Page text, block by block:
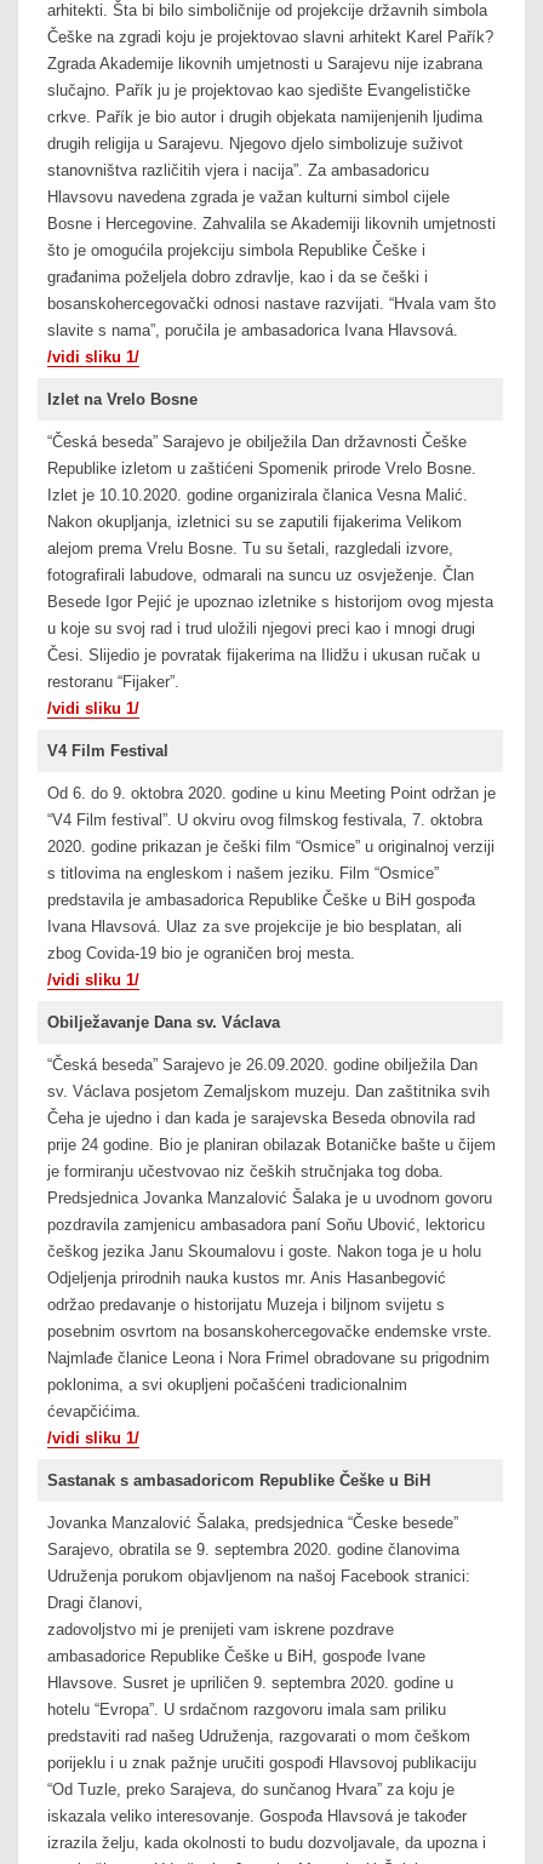
arhitekti. Šta bi bilo simboličnije od projekcije državnih simbola
Češke na zgradi koju je projektovao slavni arhitekt Karel Pařík?
Zgrada Akademije likovnih umjetnosti u Sarajevu nije izabrana
slučajno. Pařík ju je projektovao kao sjedište Evangelističke
crkve. Pařík je bio autor i drugih objekata namijenjenih ljudima
drugih religija u Sarajevu. Njegovo djelo simbolizuje suživot
stanovništva različitih vjera i nacija”. Za ambasadoricu
Hlavsovu navedena zgrada je važan kulturni simbol cijele
Bosne i Hercegovine. Zahvalila se Akademiji likovnih umjetnosti
što je omogućila projekciju simbola Republike Češke i
građanima poželjela dobro zdravlje, kao i da se češki i
bosanskohercegovački odnosi nastave razvijati. “Hvala vam što
slavite s nama”, poručila je ambasadorica Ivana Hlavsová.
/vidi sliku 1/
Izlet na Vrelo Bosne
“Česká beseda” Sarajevo je obilježila Dan državnosti Češke
Republike izletom u zaštićeni Spomenik prirode Vrelo Bosne.
Izlet je 10.10.2020. godine organizirala članica Vesna Malić.
Nakon okupljanja, izletnici su se zaputili fijakerima Velikom
alejom prema Vrelu Bosne. Tu su šetali, razgledali izvore,
fotografirali labudove, odmarali na suncu uz osvježenje. Član
Besede Igor Pejić je upoznao izletnike s historijom ovog mjesta
u koje su svoj rad i trud uložili njegovi preci kao i mnogi drugi
Česi. Slijedio je povratak fijakerima na Ilidžu i ukusan ručak u
restoranu “Fijaker”.
/vidi sliku 1/
V4 Film Festival
Od 6. do 9. oktobra 2020. godine u kinu Meeting Point održan je
“V4 Film festival”. U okviru ovog filmskog festivala, 7. oktobra
2020. godine prikazan je češki film “Osmice” u originalnoj verziji
s titlovima na engleskom i našem jeziku. Film “Osmice”
predstavila je ambasadorica Republike Češke u BiH gospođa
Ivana Hlavsová. Ulaz za sve projekcije je bio besplatan, ali
zbog Covida-19 bio je ograničen broj mesta.
/vidi sliku 1/
Obilježavanje Dana sv. Václava
“Česká beseda” Sarajevo je 26.09.2020. godine obilježila Dan
sv. Václava posjetom Zemaljskom muzeju. Dan zaštitnika svih
Čeha je ujedno i dan kada je sarajevska Beseda obnovila rad
prije 24 godine. Bio je planiran obilazak Botaničke bašte u čijem
je formiranju učestvovao niz čeških stručnjaka tog doba.
Predsjednica Jovanka Manzalović Šalaka je u uvodnom govoru
pozdravila zamjenicu ambasadora paní Soňu Ubović, lektoricu
češkog jezika Janu Skoumalovu i goste. Nakon toga je u holu
Odjeljenja prirodnih nauka kustos mr. Anis Hasanbegović
održao predavanje o historijatu Muzeja i biljnom svijetu s
posebnim osvrtom na bosanskohercegovačke endemske vrste.
Najmlađe članice Leona i Nora Frimel obradovane su prigodnim
poklonima, a svi okupljeni počašćeni tradicionalnim
ćevapčićima.
/vidi sliku 1/
Sastanak s ambasadoricom Republike Češke u BiH
Jovanka Manzalović Šalaka, predsjednica “Česke besede”
Sarajevo, obratila se 9. septembra 2020. godine članovima
Udruženja porukom objavljenom na našoj Facebook stranici:
Dragi članovi,
zadovoljstvo mi je prenijeti vam iskrene pozdrave
ambasadorice Republike Češke u BiH, gospođe Ivane
Hlavsove. Susret je upriličen 9. septembra 2020. godine u
hotelu “Evropa”. U srdačnom razgovoru imala sam priliku
predstaviti rad našeg Udruženja, razgovarati o mom češkom
porijeklu i u znak pažnje uručiti gospođi Hlavsovoj publikaciju
“Od Tuzle, preko Sarajeva, do sunčanog Hvara” za koju je
iskazala veliko interesovanje. Gospođa Hlavsová je također
izrazila želju, kada okolnosti to budu dozvoljavale, da upozna i